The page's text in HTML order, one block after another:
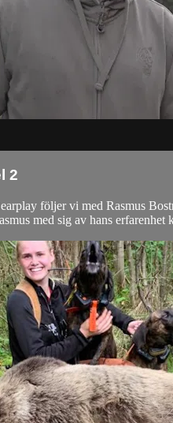
2
följer vi med Rasmus
med sig av hans